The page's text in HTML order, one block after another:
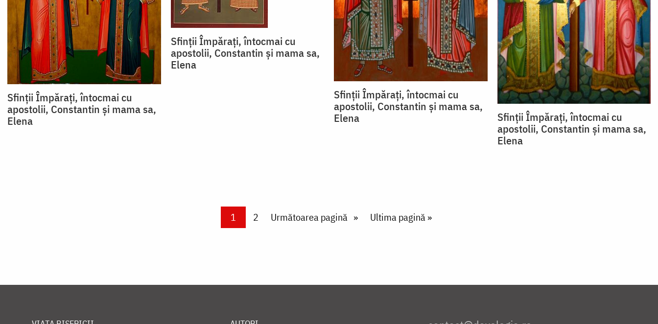
Sfinții Împărați, întocmai cu
apostolii, Constantin și mama sa,
Elena
Sfinții Împărați, întocmai cu
apostolii, Constantin și mama sa,
Elena
Sfinții Împărați, întocmai cu
apostolii, Constantin și mama sa,
Elena
Sfinții Împărați, întocmai cu
apostolii, Constantin și mama sa,
Elena
Current page
1 Page
2 Next page
Următoarea pagină Last page
Ultima pagină »